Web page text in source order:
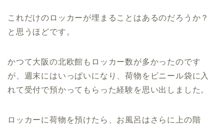
これだけのロッカーが埋まることはあるのだろうか？
と思うほどです。
かつて大阪の北欧館もロッカー数が多かったのです
が、週末にはいっぱいになり、荷物をビニール袋に入
れて受付で預かってもらった経験を思い出しました。
ロッカーに荷物を預けたら、お風呂はさらに上の階